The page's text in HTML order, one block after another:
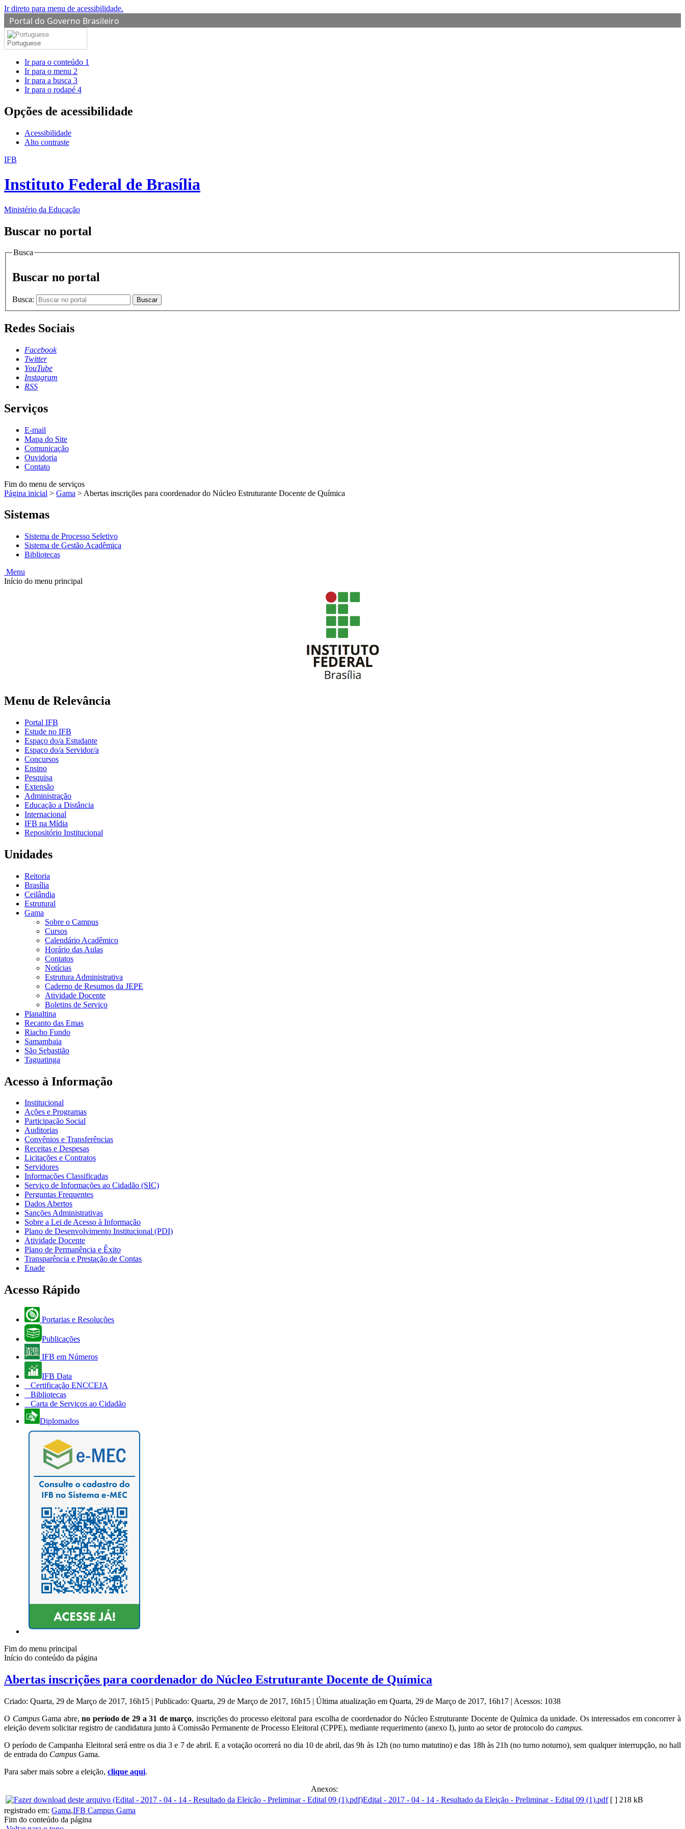
Ir direto para menu de acessibilidade.
Portal do Governo Brasileiro
Portuguese
Ir para o conteúdo 1
Ir para o menu 2
Ir para a busca 3
Ir para o rodapé 4
Opções de acessibilidade
Acessibilidade
Alto contraste
IFB
Instituto Federal de Brasília
Ministério da Educação
Buscar no portal
Busca
Buscar no portal
Busca: Buscar
Redes Sociais
Facebook
Twitter
YouTube
Instagram
RSS
Serviços
E-mail
Mapa do Site
Comunicação
Ouvidoria
Contato
Fim do menu de serviços
Página inicial > Gama > Abertas inscrições para coordenador do Núcleo Estruturante Docente de Química
Sistemas
Sistema de Processo Seletivo
Sistema de Gestão Acadêmica
Bibliotecas
Menu
Início do menu principal
Menu de Relevância
Portal IFB
Estude no IFB
Espaço do/a Estudante
Espaço do/a Servidor/a
Concursos
Ensino
Pesquisa
Extensão
Administração
Educação a Distância
Internacional
IFB na Mídia
Repositório Institucional
Unidades
Reitoria
Brasília
Ceilândia
Estrutural
Gama
Sobre o Campus
Cursos
Calendário Acadêmico
Horário das Aulas
Contatos
Notícias
Estrutura Administrativa
Caderno de Resumos da JEPE
Atividade Docente
Boletins de Serviço
Planaltina
Recanto das Emas
Riacho Fundo
Samambaia
São Sebastião
Taguatinga
Acesso à Informação
Institucional
Ações e Programas
Participação Social
Auditorias
Convênios e Transferências
Receitas e Despesas
Licitações e Contratos
Servidores
Informações Classificadas
Serviço de Informações ao Cidadão (SIC)
Perguntas Frequentes
Dados Abertos
Sanções Administrativas
Sobre a Lei de Acesso à Informação
Plano de Desenvolvimento Institucional (PDI)
Atividade Docente
Plano de Permanência e Êxito
Transparência e Prestação de Contas
Enade
Acesso Rápido
Portarias e Resoluções
Publicações
IFB em Números
IFB Data
Certificação ENCCEJA
Bibliotecas
Carta de Serviços ao Cidadão
Diplomados
Fim do menu principal
Início do conteúdo da página
Abertas inscrições para coordenador do Núcleo Estruturante Docente de Química
Criado: Quarta, 29 de Março de 2017, 16h15 | Publicado: Quarta, 29 de Março de 2017, 16h15 | Última atualização em Quarta, 29 de Março de 2017, 16h17 | Acessos: 1038
O CampusGama abre, no período de 29 a 31 de março, inscrições do processo eleitoral para escolha de coordenador do Núcleo Estruturante Docente de Química da unidade. Os interessados em concorrer à
eleição devem solicitar registro de candidatura junto à Comissão Permanente de Processo Eleitoral (CPPE), mediante requerimento (anexo I), junto ao setor de protocolo do campus.
O período de Campanha Eleitoral será entre os dia 3 e 7 de abril. E a votação ocorrerá no dia 10 de abril, das 9h às 12h (no turno matutino) e das 18h às 21h (no turno noturno), sem qualquer interrupção, no hall
de entrada do Campus Gama.
Para saber mais sobre a eleição, clique aqui.
Anexos:
Edital - 2017 - 04 - 14 - Resultado da Eleição - Preliminar - Edital 09 (1).pdf [ ] 218 kB
registrado em: Gama,IFB Campus Gama
Fim do conteúdo da página